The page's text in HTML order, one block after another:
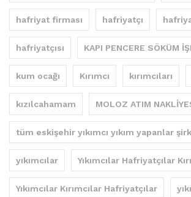
hafriyat firması hafriyatçı
hafriyatçısı KAPI PENCERE SÖKÜM
kum ocağı Kırımcı kırımcıları
kızılcahamam MOLOZ ATIM
tüm eskişehir yıkımcı yıkım yapanlar
yıkımcılar Yıkımcılar Hafriyatçılar
Yıkımcılar Kırımcılar Hafriyatçılar